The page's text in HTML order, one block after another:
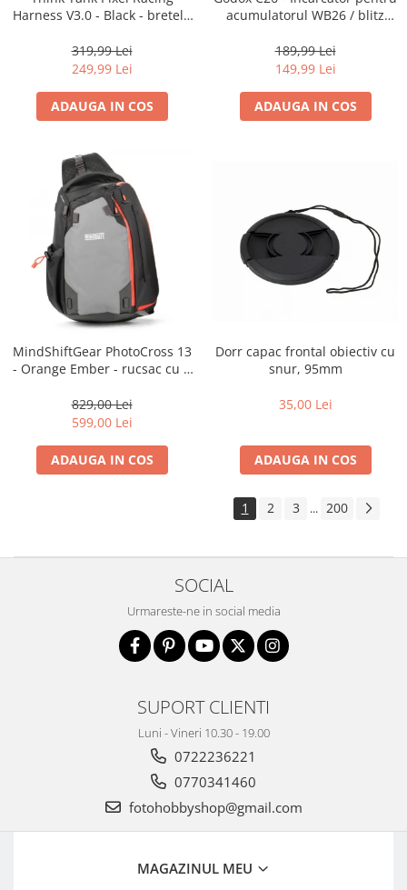
Harness V3.0 - Black - bretele
319,99 Lei
249,99 Lei
ADAUGA IN COS
acumulatorul WB26 / blitz
189,99 Lei
149,99 Lei
ADAUGA IN COS
MindShiftGear PhotoCross 13
- Orange Ember - rucsac cu o
829,00 Lei
599,00 Lei
ADAUGA IN COS
Dorr capac frontal obiectiv cu
snur, 95mm
35,00 Lei
ADAUGA IN COS
1 2 3 ... 200
SOCIAL
Urmareste-ne in social media
SUPORT CLIENTI
Luni - Vineri 10.30 - 19.00
0722236221
0770341460
fotohobbyshop@gmail.com
MAGAZINUL MEU